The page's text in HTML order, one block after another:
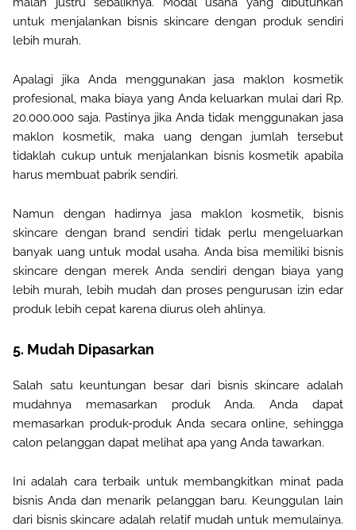
untuk menjalankan bisnis skincare dengan produk sendiri
lebih murah.
Apalagi jika Anda menggunakan jasa maklon kosmetik
profesional, maka biaya yang Anda keluarkan mulai dari Rp.
20.000.000 saja. Pastinya jika Anda tidak menggunakan jasa
maklon kosmetik, maka uang dengan jumlah tersebut
tidaklah cukup untuk menjalankan bisnis kosmetik apabila
harus membuat pabrik sendiri.
Namun dengan hadirnya jasa maklon kosmetik, bisnis
skincare dengan brand sendiri tidak perlu mengeluarkan
banyak uang untuk modal usaha. Anda bisa memiliki bisnis
skincare dengan merek Anda sendiri dengan biaya yang
lebih murah, lebih mudah dan proses pengurusan izin edar
produk lebih cepat karena diurus oleh ahlinya.
5. Mudah Dipasarkan
Salah satu keuntungan besar dari bisnis skincare adalah
mudahnya memasarkan produk Anda. Anda dapat
memasarkan produk-produk Anda secara online, sehingga
calon pelanggan dapat melihat apa yang Anda tawarkan.
Ini adalah cara terbaik untuk membangkitkan minat pada
bisnis Anda dan menarik pelanggan baru. Keunggulan lain
dari bisnis skincare adalah relatif mudah untuk memulainya.